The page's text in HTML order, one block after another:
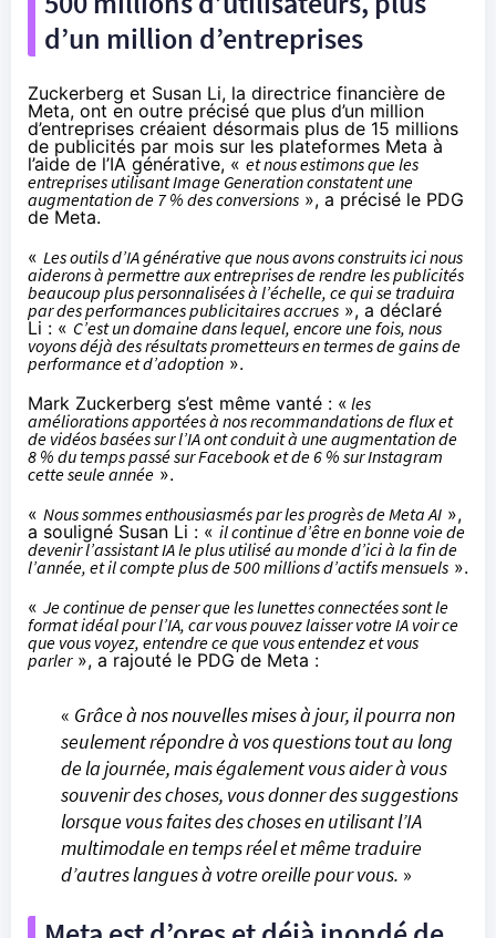
d’un million d’entreprises
Zuckerberg et Susan Li, la directrice financière de
Meta, ont en outre précisé que plus d’un million
d’entreprises créaient désormais plus de 15 millions
de publicités par mois sur les plateformes Meta à
l’aide de l’IA générative, « et nous estimons que les
entreprises utilisant Image Generation constatent une
augmentation de 7 % des conversions », a précisé le PDG
de Meta.
« Les outils d’IA générative que nous avons construits ici nous
aiderons à permettre aux entreprises de rendre les publicités
beaucoup plus personnalisées à l’échelle, ce qui se traduira
par des performances publicitaires accrues », a déclaré
Li : « C’est un domaine dans lequel, encore une fois, nous
voyons déjà des résultats prometteurs en termes de gains de
performance et d’adoption ».
Mark Zuckerberg s’est même vanté : « les
améliorations apportées à nos recommandations de flux et
de vidéos basées sur l’IA ont conduit à une augmentation de
8 % du temps passé sur Facebook et de 6 % sur Instagram
cette seule année ».
« Nous sommes enthousiasmés par les progrès de Meta AI »,
a souligné Susan Li : « il continue d’être en bonne voie de
devenir l’assistant IA le plus utilisé au monde d’ici à la fin de
l’année, et il compte plus de 500 millions d’actifs mensuels ».
« Je continue de penser que les lunettes connectées sont le
format idéal pour l’IA, car vous pouvez laisser votre IA voir ce
que vous voyez, entendre ce que vous entendez et vous
parler», a rajouté le PDG de Meta :
« Grâce à nos nouvelles mises à jour, il pourra non
seulement répondre à vos questions tout au long
de la journée, mais également vous aider à vous
souvenir des choses, vous donner des suggestions
lorsque vous faites des choses en utilisant l’IA
multimodale en temps réel et même traduire
d’autres langues à votre oreille pour vous. »